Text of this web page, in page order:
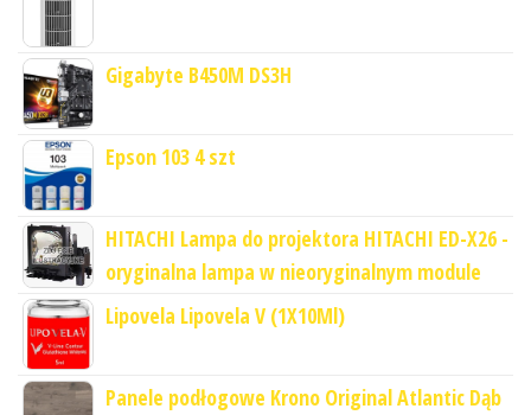
Gigabyte B450M DS3H
Epson 103 4 szt
HITACHI Lampa do projektora HITACHI ED-X26 -
oryginalna lampa w nieoryginalnym module
Lipovela Lipovela V (1X10Ml)
Panele podłogowe Krono Original Atlantic Dąb